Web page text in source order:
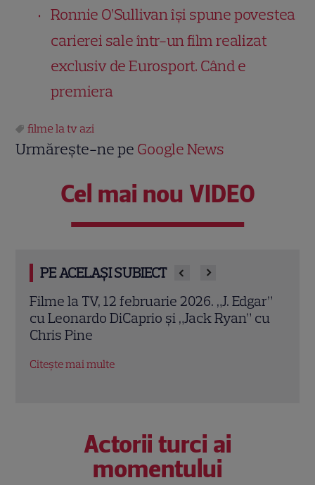
Ronnie O’Sullivan își spune povestea
carierei sale într-un film realizat
exclusiv de Eurosport. Când e
premiera
filme la tv azi
Urmărește-ne pe Google News
Cel mai nou VIDEO
PE ACELAȘI SUBIECT
Filme la TV, 12 februarie 2026. „J. Edgar”
cu Leonardo DiCaprio și „Jack Ryan” cu
Chris Pine
Citește mai multe
Actorii turci ai
momentului